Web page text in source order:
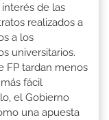
de las
realizados a
a los
universitarios.
FP tardan menos
fácil
el Gobierno
una apuesta